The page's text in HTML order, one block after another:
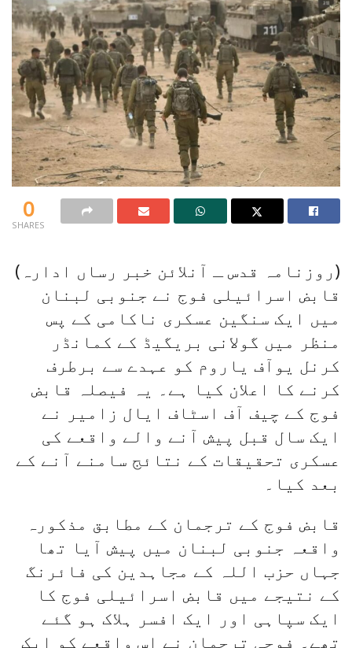
0
SHARES
(روزنامہ قدس ـ آنلائن خبر رساں ادارہ)
قابض اسرائیلی فوج نے جنوبی لبنان
میں ایک سنگین عسکری ناکامی کے پس
منظر میں گولانی بریگیڈ کے کمانڈر
کرنل یوآف یاروم کو عہدے سے برطرف
کرنے کا اعلان کیا ہے۔ یہ فیصلہ قابض
فوج کے چیف آف اسٹاف ایال زامیر نے
ایک سال قبل پیش آنے والے واقعے کی
عسکری تحقیقات کے نتائج سامنے آنے کے
بعد کیا۔
قابض فوج کے ترجمان کے مطابق مذکورہ
واقعہ جنوبی لبنان میں پیش آیا تھا
جہاں حزب اللہ کے مجاہدین کی فائرنگ
کے نتیجے میں قابض اسرائیلی فوج کا
ایک سپاہی اور ایک افسر ہلاک ہو گئے
تھے۔ فوجی ترجمان نے اس واقعے کو ایک